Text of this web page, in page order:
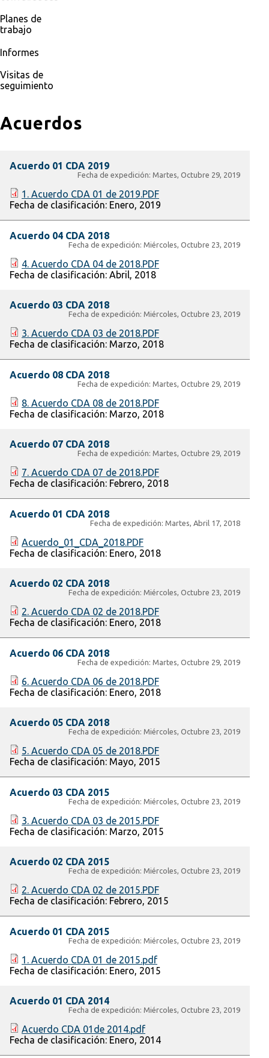
Planes de
trabajo
Informes
Visitas de
seguimiento
Acuerdos
Acuerdo 01 CDA 2019
Fecha de expedición: Martes, Octubre 29, 2019
1. Acuerdo CDA 01 de 2019.PDF
Fecha de clasificación: Enero, 2019
Acuerdo 04 CDA 2018
Fecha de expedición: Miércoles, Octubre 23, 2019
4. Acuerdo CDA 04 de 2018.PDF
Fecha de clasificación: Abril, 2018
Acuerdo 03 CDA 2018
Fecha de expedición: Miércoles, Octubre 23, 2019
3. Acuerdo CDA 03 de 2018.PDF
Fecha de clasificación: Marzo, 2018
Acuerdo 08 CDA 2018
Fecha de expedición: Martes, Octubre 29, 2019
8. Acuerdo CDA 08 de 2018.PDF
Fecha de clasificación: Marzo, 2018
Acuerdo 07 CDA 2018
Fecha de expedición: Martes, Octubre 29, 2019
7. Acuerdo CDA 07 de 2018.PDF
Fecha de clasificación: Febrero, 2018
Acuerdo 01 CDA 2018
Fecha de expedición: Martes, Abril 17, 2018
Acuerdo_01_CDA_2018.PDF
Fecha de clasificación: Enero, 2018
Acuerdo 02 CDA 2018
Fecha de expedición: Miércoles, Octubre 23, 2019
2. Acuerdo CDA 02 de 2018.PDF
Fecha de clasificación: Enero, 2018
Acuerdo 06 CDA 2018
Fecha de expedición: Martes, Octubre 29, 2019
6. Acuerdo CDA 06 de 2018.PDF
Fecha de clasificación: Enero, 2018
Acuerdo 05 CDA 2018
Fecha de expedición: Miércoles, Octubre 23, 2019
5. Acuerdo CDA 05 de 2018.PDF
Fecha de clasificación: Mayo, 2015
Acuerdo 03 CDA 2015
Fecha de expedición: Miércoles, Octubre 23, 2019
3. Acuerdo CDA 03 de 2015.PDF
Fecha de clasificación: Marzo, 2015
Acuerdo 02 CDA 2015
Fecha de expedición: Miércoles, Octubre 23, 2019
2. Acuerdo CDA 02 de 2015.PDF
Fecha de clasificación: Febrero, 2015
Acuerdo 01 CDA 2015
Fecha de expedición: Miércoles, Octubre 23, 2019
1. Acuerdo CDA 01 de 2015.pdf
Fecha de clasificación: Enero, 2015
Acuerdo 01 CDA 2014
Fecha de expedición: Miércoles, Octubre 23, 2019
Acuerdo CDA 01de 2014.pdf
Fecha de clasificación: Enero, 2014